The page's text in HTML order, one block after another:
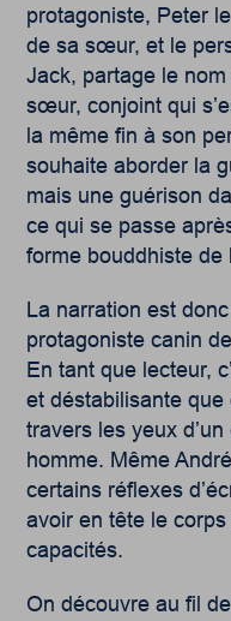
protagoniste, Peter
de sa sœur, et le
Jack, partage le
sœur, conjoint qui
la même fin à son
souhaite aborder la
mais une guérison
ce qui se passe
forme bouddhiste de
La narration est
protagoniste canin
En tant que lecteur,
et déstabilisante
travers les yeux d’un
homme. Même
certains réflexes
avoir en tête le
capacités.
On découvre au fil